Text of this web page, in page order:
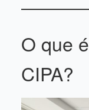
O que
CIPA?